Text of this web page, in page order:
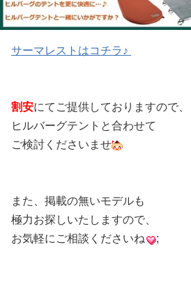
サーマレストはコチラ♪
割安にてご提供しておりますので、
ヒルバーグテントと合わせて
ご検討くださいませ
また、掲載の無いモデルも
極力お探しいたしますので、
お気軽にご相談くださいね
;